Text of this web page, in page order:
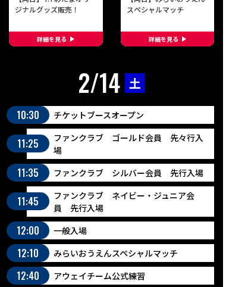
ジナルグッズ販売！
詳細を見る
スペシャルマッチ
詳細を見る
2/14 土
10:30 チケットブースオープン
11:25
ファンクラブ ゴールド会員 先々行入
場
11:35 ファンクラブ シルバー会員 先行入場
11:45
ファンクラブ ネイビー・ジュニア会
員 先行入場
12:00 一般入場
12:10 みらいおうえんスペシャルマッチ
12:40 アウェイチーム公式練習